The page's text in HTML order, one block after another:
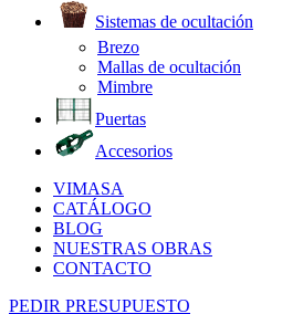
Sistemas de ocultación
Brezo
Mallas de ocultación
Mimbre
Puertas
Accesorios
VIMASA
CATÁLOGO
BLOG
NUESTRAS OBRAS
CONTACTO
PEDIR PRESUPUESTO